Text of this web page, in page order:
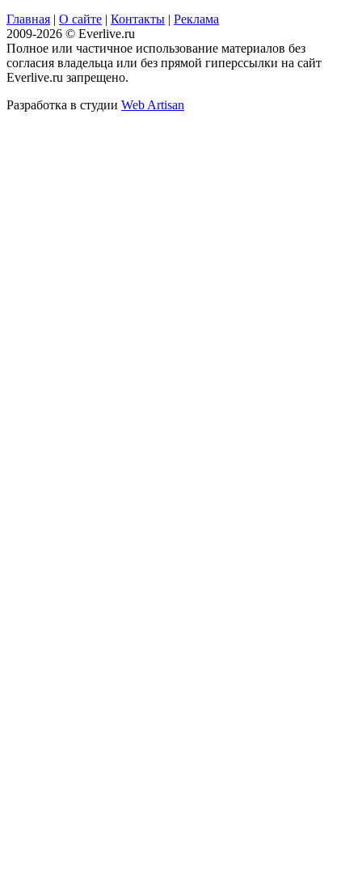
Главная | О сайте | Контакты | Реклама
2009-2026 © Everlive.ru
Полное или частичное использование материалов без
согласия владельца или без прямой гиперссылки на сайт
Everlive.ru запрещено.
Разработка в студии Web Artisan